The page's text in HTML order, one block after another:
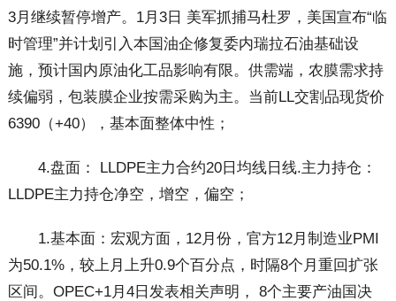
3月继续暂停增产。1月3日 美军抓捕马杜罗，美国宣布“临
时管理”并计划引入本国油企修复委内瑞拉石油基础设
施，预计国内原油化工品影响有限。供需端，农膜需求持
续偏弱，包装膜企业按需采购为主。当前LL交割品现货价
6390（+40），基本面整体中性；
4.盘面： LLDPE主力合约20日均线日线.主力持仓：
LLDPE主力持仓净空，增空，偏空；
1.基本面：宏观方面，12月份，官方12月制造业PMI
为50.1%，较上月上升0.9个百分点，时隔8个月重回扩张
区间。OPEC+1月4日发表相关声明， 8个主要产油国决